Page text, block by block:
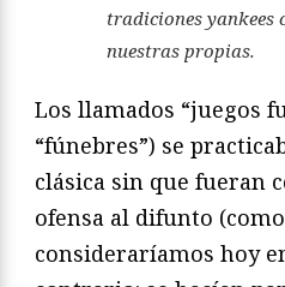
tradiciones yankees
nuestras propias.
Los llamados “juegos
“fúnebres”) se
clásica sin que fueran
ofensa al difunto
consideraríamos hoy